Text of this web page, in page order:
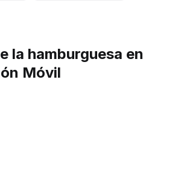
la hamburguesa en
Móvil